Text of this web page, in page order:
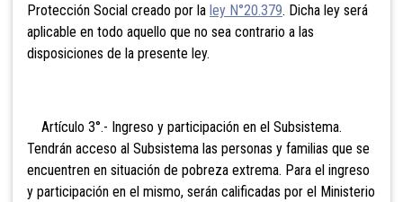
Protección Social creado por la ley N°20.379. Dicha ley será
aplicable en todo aquello que no sea contrario a las
disposiciones de la presente ley.
Artículo 3°.- Ingreso y participación en el Subsistema.
Tendrán acceso al Subsistema las personas y familias que se
encuentren en situación de pobreza extrema. Para el ingreso
y participación en el mismo, serán calificadas por el Ministerio